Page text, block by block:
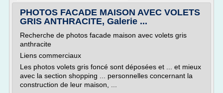
PHOTOS FACADE MAISON AVEC VOLETS
GRIS ANTHRACITE, Galerie ...
Recherche de photos facade maison avec volets gris
anthracite
Liens commerciaux
Les photos volets gris foncé sont déposées et ... et mieux
avec la section shopping ... personnelles concernant la
construction de leur maison, ...